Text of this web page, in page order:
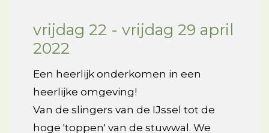
vrijdag 22 - vrijdag 29 april
2022
Een heerlijk onderkomen in een
heerlijke omgeving!
Van de slingers van de IJssel tot de
hoge 'toppen' van de stuwwal. We